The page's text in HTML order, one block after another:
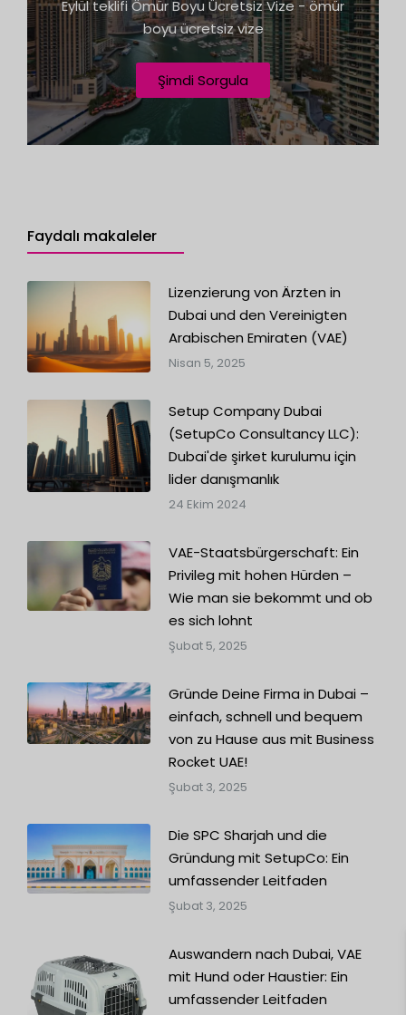
1
Eylül teklifi Ömür Boyu Ücretsiz Vize - ömür
boyu ücretsiz vize
Şimdi Sorgula
Faydalı makaleler
Lizenzierung von Ärzten in
Dubai und den Vereinigten
Arabischen Emiraten (VAE)
Nisan 5, 2025
Setup Company Dubai
(SetupCo Consultancy LLC):
Dubai'de şirket kurulumu için
lider danışmanlık
24 Ekim 2024
VAE-Staatsbürgerschaft: Ein
Privileg mit hohen Hürden –
Wie man sie bekommt und ob
es sich lohnt
Şubat 5, 2025
Gründe Deine Firma in Dubai –
einfach, schnell und bequem
von zu Hause aus mit Business
Rocket UAE!
Şubat 3, 2025
Die SPC Sharjah und die
Gründung mit SetupCo: Ein
umfassender Leitfaden
Şubat 3, 2025
Auswandern nach Dubai, VAE
mit Hund oder Haustier: Ein
umfassender Leitfaden